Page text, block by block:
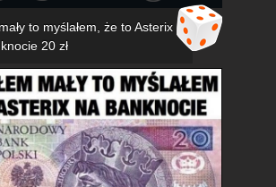
to myślałem, że to Asterix
20 zł